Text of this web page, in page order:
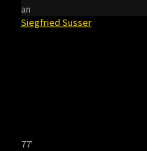
an
Siegfried Susser
77'